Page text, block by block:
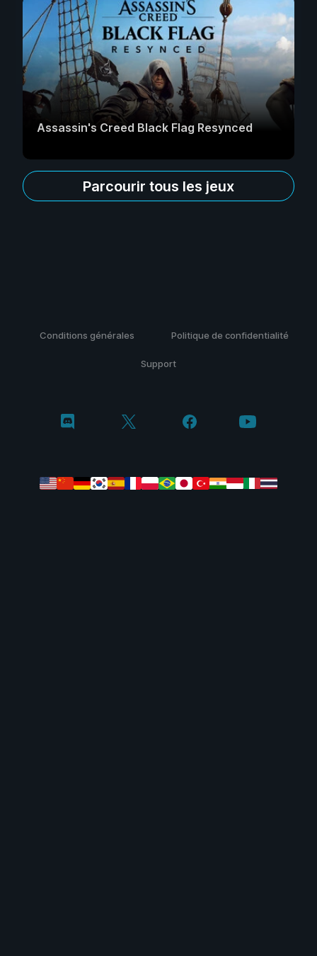
Assassin's Creed Black Flag Resynced
Parcourir tous les jeux
Conditions générales Politique de confidentialité
Support